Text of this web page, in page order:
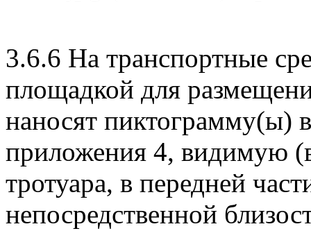
3.6.6 На транспортные
площадкой для
наносят пиктограмму(ы)
приложения 4, видимую
тротуара, в передней
непосредственной